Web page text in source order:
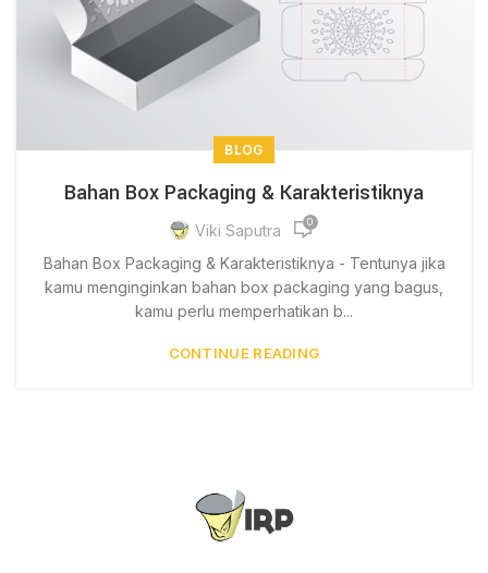
BLOG
Bahan Box Packaging & Karakteristiknya
Viki Saputra 0
Bahan Box Packaging & Karakteristiknya - Tentunya jika
kamu menginginkan bahan box packaging yang bagus,
kamu perlu memperhatikan b...
CONTINUE READING